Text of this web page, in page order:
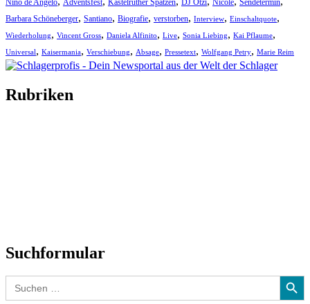
Barbara Schöneberger, Santiano, Biografie, verstorben, Interview, Einschaltquote,
Wiederholung, Vincent Gross, Daniela Alfinito, Live, Sonia Liebing, Kai Pflaume,
Universal, Kaisermania, Verschiebung, Absage, Pressetext, Wolfgang Petry, Marie Reim
Rubriken
Suchformular
Search
for:
Search Button